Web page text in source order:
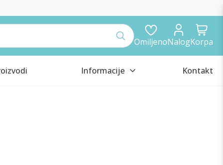
OmiljenoNalogKorpa
Informacije Kontakt